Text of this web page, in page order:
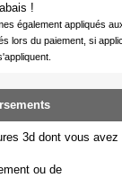
!
également appliqués
lors du paiement, si
3d dont vous avez
ou de